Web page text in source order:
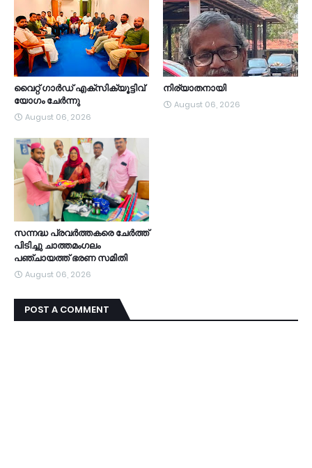
വൈറ്റ് ഗാർഡ് എക്സിക്യൂട്ടിവ്
യോഗം ചേർന്നു
August 06, 2026
നിര്യാതനായി
August 06, 2026
സന്നദ്ധ പ്രവർത്തകരെ ചേർത്ത്
പിടിച്ചു ചാത്തമംഗലം
പഞ്ചായത്ത്‌ ഭരണ സമിതി
August 06, 2026
POST A COMMENT